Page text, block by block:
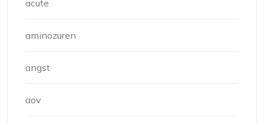
acute
aminozuren
angst
aov